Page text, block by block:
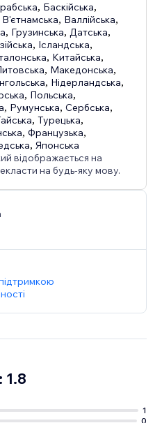
, Баскійська,
В'єтнамська, Валлійська,
, Грузинська, Датська,
, Ісландська,
, Китайська,
, Македонська,
, Нідерландська,
, Польська,
, Румунська,Сербська,
,Турецька,
,Французька,
,Японська
відображається на
на будь-яку мову.
1.8
1
0